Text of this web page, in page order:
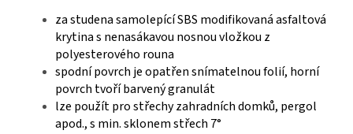
za studena samolepící SBS modifikovaná asfaltová
krytina s nenasákavou nosnou vložkou z
polyesterového rouna
spodní povrch je opatřen snímatelnou folií, horní
povrch tvoří barvený granulát
lze použít pro střechy zahradních domků, pergol
apod., s min. sklonem střech 7°